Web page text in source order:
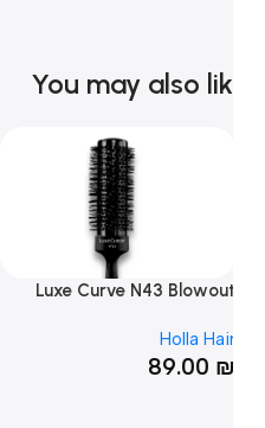
You may also
Luxe Curve N43
Holla
89.00